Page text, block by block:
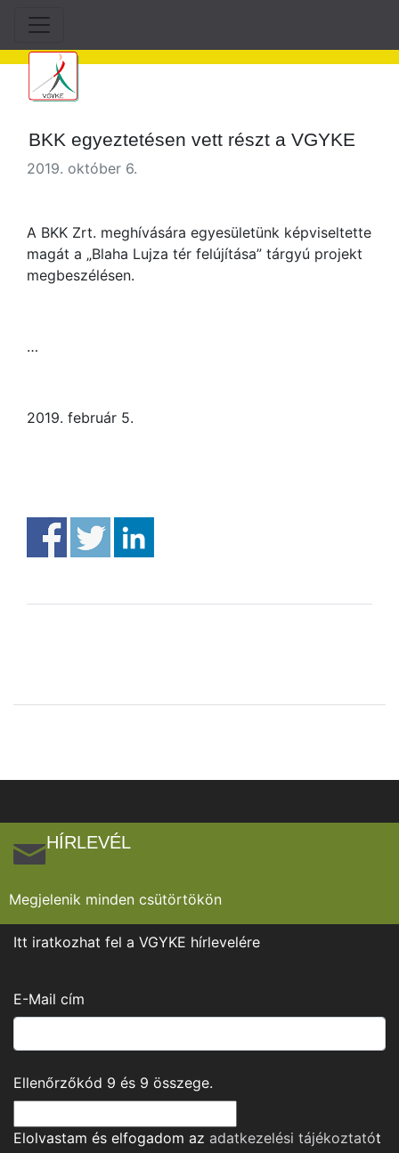
BKK egyeztetésen vett részt a VGYKE
2019. október 6.
A BKK Zrt. meghívására egyesületünk képviseltette
magát a „Blaha Lujza tér felújítása” tárgyú projekt
megbeszélésen.
…
2019. február 5.
HÍRLEVÉL
Megjelenik minden csütörtökön
Itt iratkozhat fel a VGYKE hírlevelére
E-Mail cím
Ellenőrzőkód 9 és 9 összege.
Elolvastam és elfogadom az adatkezelési tájékoztatót